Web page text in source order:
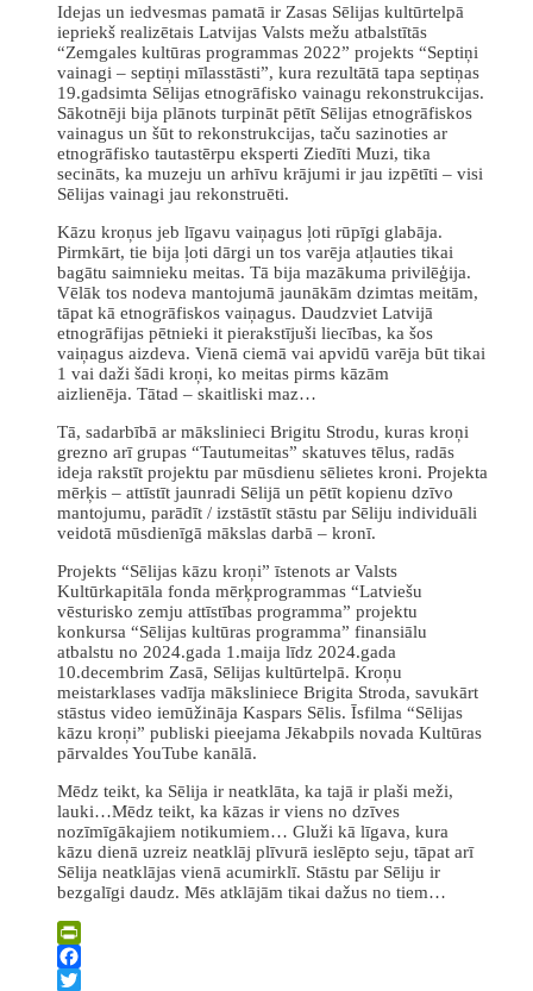
Idejas un iedvesmas pamatā ir Zasas Sēlijas kultūrtelpā
iepriekš realizētais Latvijas Valsts mežu atbalstītās
“Zemgales kultūras programmas 2022” projekts “Septiņi
vainagi – septiņi mīlasstāsti”, kura rezultātā tapa septiņas
19.gadsimta Sēlijas etnogrāfisko vainagu rekonstrukcijas.
Sākotnēji bija plānots turpināt pētīt Sēlijas etnogrāfiskos
vainagus un šūt to rekonstrukcijas, taču sazinoties ar
etnogrāfisko tautastērpu eksperti Ziedīti Muzi, tika
secināts, ka muzeju un arhīvu krājumi ir jau izpētīti – visi
Sēlijas vainagi jau rekonstruēti.
Kāzu kroņus jeb līgavu vaiņagus ļoti rūpīgi glabāja.
Pirmkārt, tie bija ļoti dārgi un tos varēja atļauties tikai
bagātu saimnieku meitas. Tā bija mazākuma privilēģija.
Vēlāk tos nodeva mantojumā jaunākām dzimtas meitām,
tāpat kā etnogrāfiskos vaiņagus. Daudzviet Latvijā
etnogrāfijas pētnieki it pierakstījuši liecības, ka šos
vaiņagus aizdeva. Vienā ciemā vai apvidū varēja būt tikai
1 vai daži šādi kroņi, ko meitas pirms kāzām
aizlienēja. Tātad – skaitliski maz…
Tā, sadarbībā ar mākslinieci Brigitu Strodu, kuras kroņi
grezno arī grupas “Tautumeitas” skatuves tēlus, radās
ideja rakstīt projektu par mūsdienu sēlietes kroni. Projekta
mērķis – attīstīt jaunradi Sēlijā un pētīt kopienu dzīvo
mantojumu, parādīt / izstāstīt stāstu par Sēliju individuāli
veidotā mūsdienīgā mākslas darbā – kronī.
Projekts “Sēlijas kāzu kroņi” īstenots ar Valsts
Kultūrkapitāla fonda mērķprogrammas “Latviešu
vēsturisko zemju attīstības programma” projektu
konkursa “Sēlijas kultūras programma” finansiālu
atbalstu no 2024.gada 1.maija līdz 2024.gada
10.decembrim Zasā, Sēlijas kultūrtelpā. Kroņu
meistarklases vadīja māksliniece Brigita Stroda, savukārt
stāstus video iemūžināja Kaspars Sēlis. Īsfilma “Sēlijas
kāzu kroņi” publiski pieejama Jēkabpils novada Kultūras
pārvaldes YouTube kanālā.
Mēdz teikt, ka Sēlija ir neatklāta, ka tajā ir plaši meži,
lauki…Mēdz teikt, ka kāzas ir viens no dzīves
nozīmīgākajiem notikumiem… Gluži kā līgava, kura
kāzu dienā uzreiz neatklāj plīvurā ieslēpto seju, tāpat arī
Sēlija neatklājas vienā acumirklī. Stāstu par Sēliju ir
bezgalīgi daudz. Mēs atklājām tikai dažus no tiem…
PrintFriendly
Facebook